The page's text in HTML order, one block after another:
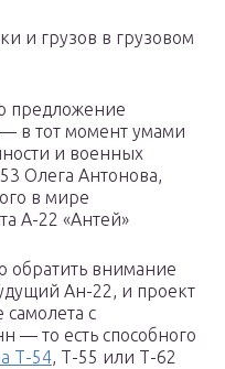
и грузов в грузовом
предложение
в тот момент умами
и военных
Олега Антонова,
в мире
А-22 «Антей»
обратить внимание
Ан-22, и проект
с
— то есть способного
Т-54, Т-55 или Т-62